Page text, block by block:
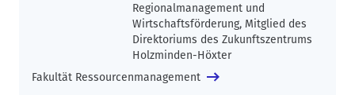
Regionalmanagement und
Wirtschaftsförderung, Mitglied des
Direktoriums des Zukunftszentrums
Holzminden-Höxter
Fakultät Ressourcenmanagement